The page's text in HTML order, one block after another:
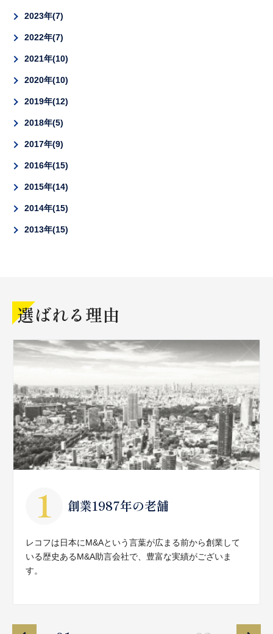
2023年 7
2022年 7
2021年 10
2020年 10
2019年 12
2018年 5
2017年 9
2016年 15
2015年 14
2014年 15
2013年 15
選ばれる理由
創業1987年の老舗
レコフは日本にM&Aという言葉が広まる前から創業して
いる歴史あるM&A助言会社で、豊富な実績がございま
す。